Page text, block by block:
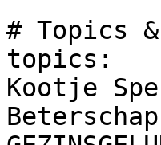
# Topics
topics:
Kootje